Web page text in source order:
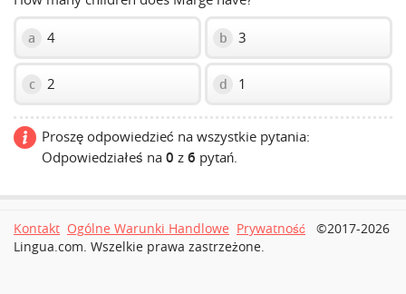
a 4 b 3
c 2 d 1
Proszę odpowiedzieć na wszystkie pytania:
Odpowiedziałeś na 0 z 6 pytań.
Kontakt Ogólne Warunki Handlowe Prywatność
©2017-2026
Lingua.com. Wszelkie prawa zastrzeżone.